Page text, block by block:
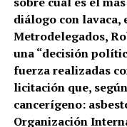
diálogo con lavaca,
Metrodelegados,
una “decisión
fuerza realizadas
licitación que,
cancerígeno:
Organización